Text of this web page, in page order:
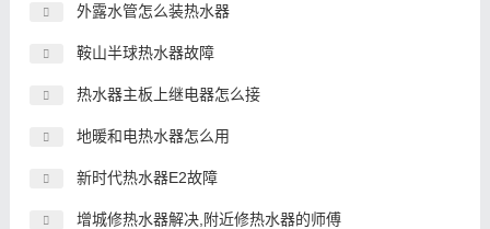
外露水管怎么装热水器
鞍山半球热水器故障
热水器主板上继电器怎么接
地暖和电热水器怎么用
新时代热水器E2故障
增城修热水器解决,附近修热水器的师傅